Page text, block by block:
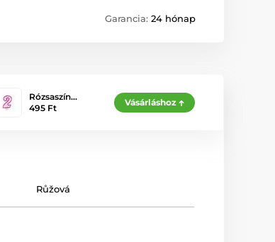
Garancia: 24 hónap
Rózsaszín…
495 Ft
Vásárláshoz
Růžová